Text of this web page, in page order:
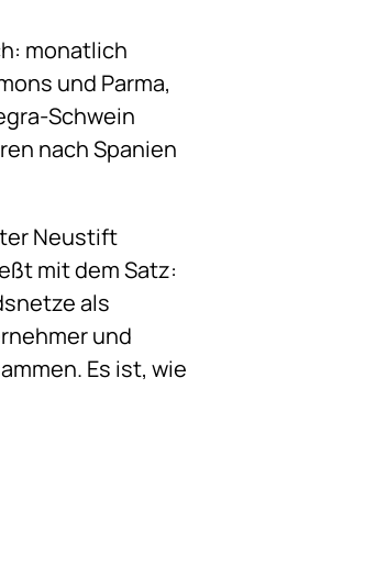
monatlich
und Parma,
Schwein
nach Spanien
Neustift
mit dem Satz:
als
und
Es ist, wie